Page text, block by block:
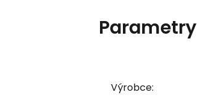
Parametry
Výrobce: